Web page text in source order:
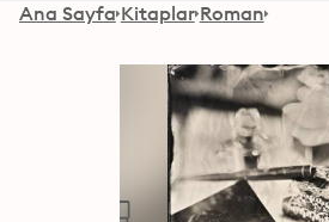
Ana Sayfa Kitaplar Roman